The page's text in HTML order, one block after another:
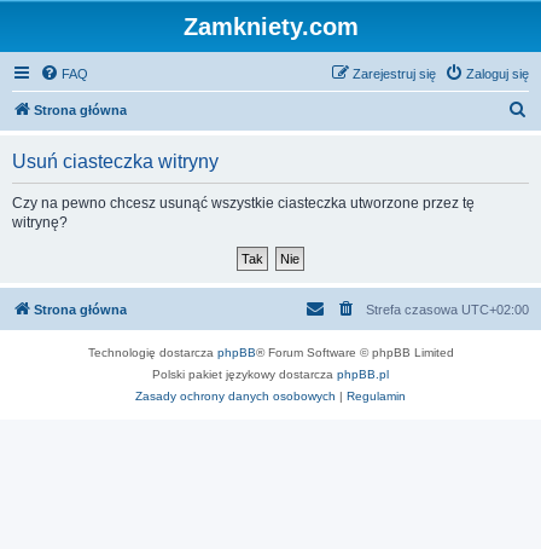
Zamkniety.com
FAQ Zaloguj się
Zarejestruj się
Strona główna
Usuń ciasteczka witryny
Czy na pewno chcesz usunąć wszystkie ciasteczka utworzone przez tę
witrynę?
Strona główna Strefa czasowa UTC+02:00
Technologię dostarcza phpBB® Forum Software © phpBB Limited
Polski pakiet językowy dostarcza phpBB.pl
Zasady ochrony danych osobowych | Regulamin